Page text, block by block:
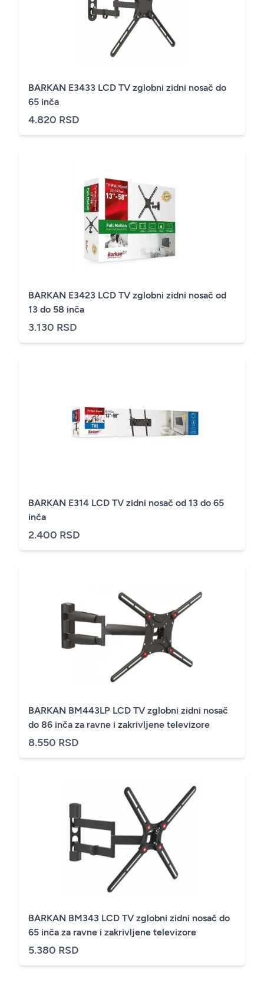
BARKAN E3433 LCD TV zglobni zidni nosač do
65 inča
4.820 RSD
BARKAN E3423 LCD TV zglobni zidni nosač od
13 do 58 inča
3.130 RSD
BARKAN E314 LCD TV zidni nosač od 13 do 65
inča
2.400 RSD
BARKAN BM443LP LCD TV zglobni zidni nosač
do 86 inča za ravne i zakrivljene televizore
8.550 RSD
BARKAN BM343 LCD TV zglobni zidni nosač do
65 inča za ravne i zakrivljene televizore
5.380 RSD